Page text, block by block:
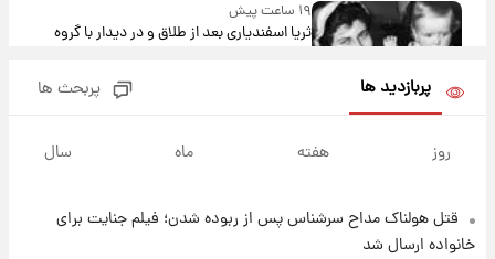
۱۹ ساعت پیش
ثریا اسفندیاری بعد از طلاق و در دیدار با گروه
پول به معشوقه با درآمد یوفا
۱۹ ساعت پیش
پربازدید ها پربحث ها
روز هفته ماه سال
قتل هولناک مداح سرشناس پس از ربوده شدن؛ فیلم جنایت برای
خانواده ارسال شد